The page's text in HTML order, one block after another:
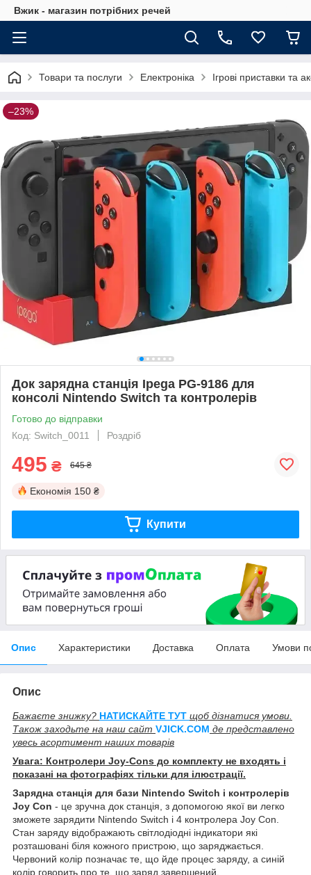
Вжик - магазин потрiбних речей
Товари та послуги Електроніка Ігрові приставки та
–23%
Док зарядна станція Ipega PG-9186 для
консолі Nintendo Switch та контролерів
Готово до відправки
Код: Switch_0011
Роздріб
495 ₴ 645 ₴
Економія 150 ₴
Купити
Опис Характеристики Доставка Оплата Умови
Опис
Бажаєте знижку? НАТИСКАЙТЕ ТУТ щоб дізнатися умови.
Також заходьте на наш сайт VJICK.COM де представлено
увесь асортимент наших товарів
Увага: Контролери Joy-Cons до комплекту не входять і
показані на фотографіях тільки для ілюстрації.
Зарядна станція для бази Nintendo Switch і контролерів
Joy Con - це зручна док станція, з допомогою якої ви легко
зможете зарядити Nintendo Switch і 4 контролера Joy Con.
Стан заряду відображають світлодіодні індикатори які
розташовані біля кожного пристрою, що заряджається.
Червоний колір позначає те, що йде процес заряду, а синій
колір говорить про те, що заряд завершений.